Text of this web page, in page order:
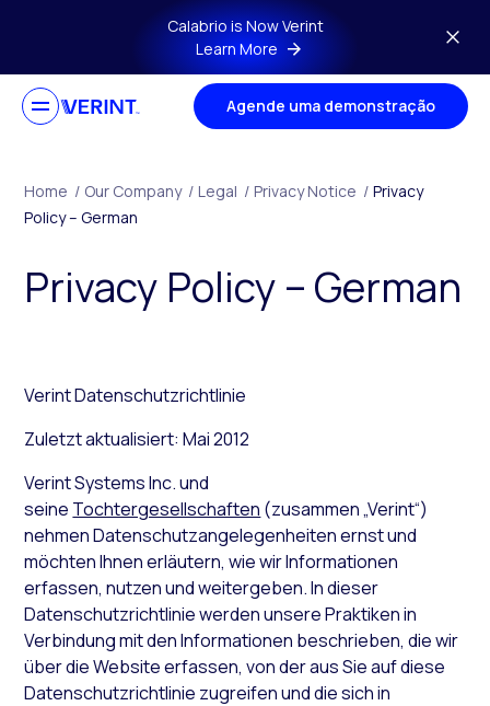
Skip to main contentCalabrio is Now Verint
Learn More
Agende uma demonstração
Home / Our Company / Legal / Privacy Notice / Privacy
Policy – German
Privacy Policy – German
Verint Datenschutzrichtlinie
Zuletzt aktualisiert: Mai 2012
Verint Systems Inc. und
seine Tochtergesellschaften (zusammen „Verint“)
nehmen Datenschutzangelegenheiten ernst und
möchten Ihnen erläutern, wie wir Informationen
erfassen, nutzen und weitergeben. In dieser
Datenschutzrichtlinie werden unsere Praktiken in
Verbindung mit den Informationen beschrieben, die wir
über die Website erfassen, von der aus Sie auf diese
Datenschutzrichtlinie zugreifen und die sich in